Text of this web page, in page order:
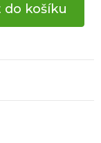
do košíku